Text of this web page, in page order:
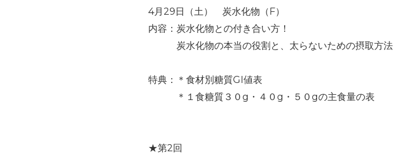
4月29日（土） 炭水化物（F）
内容：炭水化物との付き合い方！
炭水化物の本当の役割と、太らないための摂取方法
特典：＊食材別糖質GI値表
＊１食糖質３０g・４０g・５０gの主食量の表
★第2回